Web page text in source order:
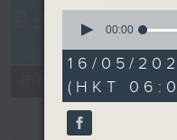
所有集數
知識
聯絡
醫「髮」現
嘉賓：香港
院臨床部註
seconds
2
hours,
35
minutes,
44
seconds
00:00
16/05/
(HKT